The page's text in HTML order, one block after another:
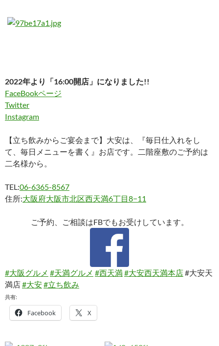
キ
プ
2022年より「16:00開店」になりました!!
FaceBookページ
Twitter
Instagram
【立ち飲みからご宴会まで】大安は、『毎日仕入れをし
て、毎日メニューを書く』お店です。二階座敷のご予約は
二名様から。
TEL:06-6365-8567
住所:大阪府大阪市北区西天満6丁目8−11
ご予約、ご相談はFBでもお受けしています。
#大阪グルメ #天満グルメ #西天満#大安西天満本店#大安天
満店#大安#立ち飲み
共有:
Facebook X